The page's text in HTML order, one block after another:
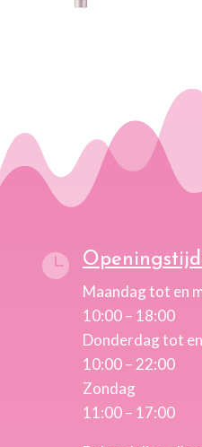

Maandag tot en
10:00 – 18:00
Donderdag tot
10:00 – 22:00
Zondag
11:00 – 17:00